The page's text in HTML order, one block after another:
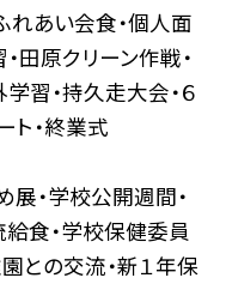
れあい会食・個人面
田原クリーン作戦・
習・持久走大会・６
ト・終業式
展・学校公開週間・
食・学校保健委員
との交流・新１年保